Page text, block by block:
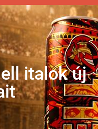
italok új